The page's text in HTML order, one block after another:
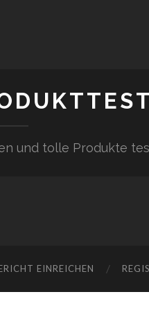
und tolle Produkte
EINREICHEN